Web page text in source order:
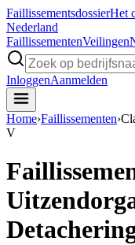
FaillissementsdossierHet
Nederland
FaillissementenVeilingen
InloggenAanmelden
Home›Faillissementen›
V